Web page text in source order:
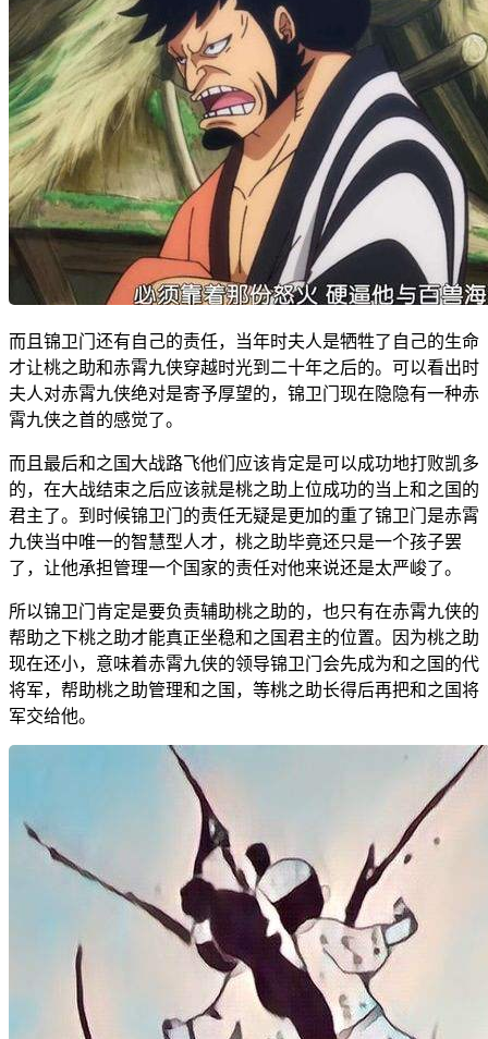
而且锦卫门还有自己的责任，当年时夫人是牺牲了自己的生命
才让桃之助和赤霄九侠穿越时光到二十年之后的。可以看出时
夫人对赤霄九侠绝对是寄予厚望的，锦卫门现在隐隐有一种赤
霄九侠之首的感觉了。
而且最后和之国大战路飞他们应该肯定是可以成功地打败凯多
的，在大战结束之后应该就是桃之助上位成功的当上和之国的
君主了。到时候锦卫门的责任无疑是更加的重了锦卫门是赤霄
九侠当中唯一的智慧型人才，桃之助毕竟还只是一个孩子罢
了，让他承担管理一个国家的责任对他来说还是太严峻了。
所以锦卫门肯定是要负责辅助桃之助的，也只有在赤霄九侠的
帮助之下桃之助才能真正坐稳和之国君主的位置。因为桃之助
现在还小，意味着赤霄九侠的领导锦卫门会先成为和之国的代
将军，帮助桃之助管理和之国，等桃之助长得后再把和之国将
军交给他。